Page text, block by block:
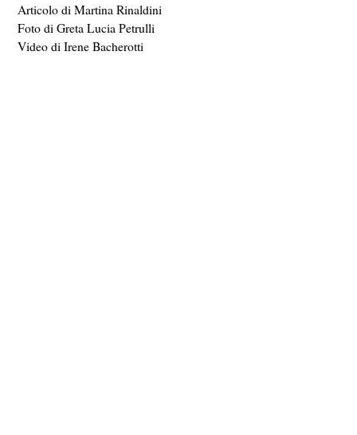
Articolo di Martina Rinaldini
Foto di Greta Lucia Petrulli
Video di Irene Bacherotti